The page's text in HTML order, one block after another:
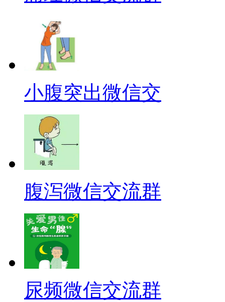
小腹突出微信交
腹泻微信交流群
尿频微信交流群